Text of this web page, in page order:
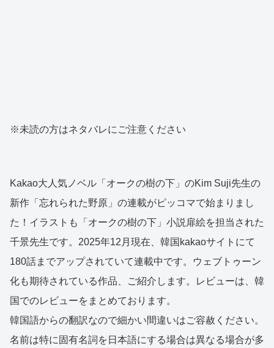
※未読の方はネタバレにご注意ください
Kakao大人気ノベル「オークの樹の下」のKim Suji先生の
新作「忘れられた野原」の連載がピッコマで始まりまし
た！イラストも「オークの樹の下」小説扉絵を担当された
千景先生です。2025年12月現在、韓国kakaoサイトにて
180話までアップされていて連載中です。ウェブトゥーン
化も期待されている作品、ご紹介します。レビューは、韓
国でのレビューをまとめております。
韓国語からの翻訳なので細かい間違いはご容赦ください。
名前は特に固有名詞を日本語にする場合は異なる場合が多